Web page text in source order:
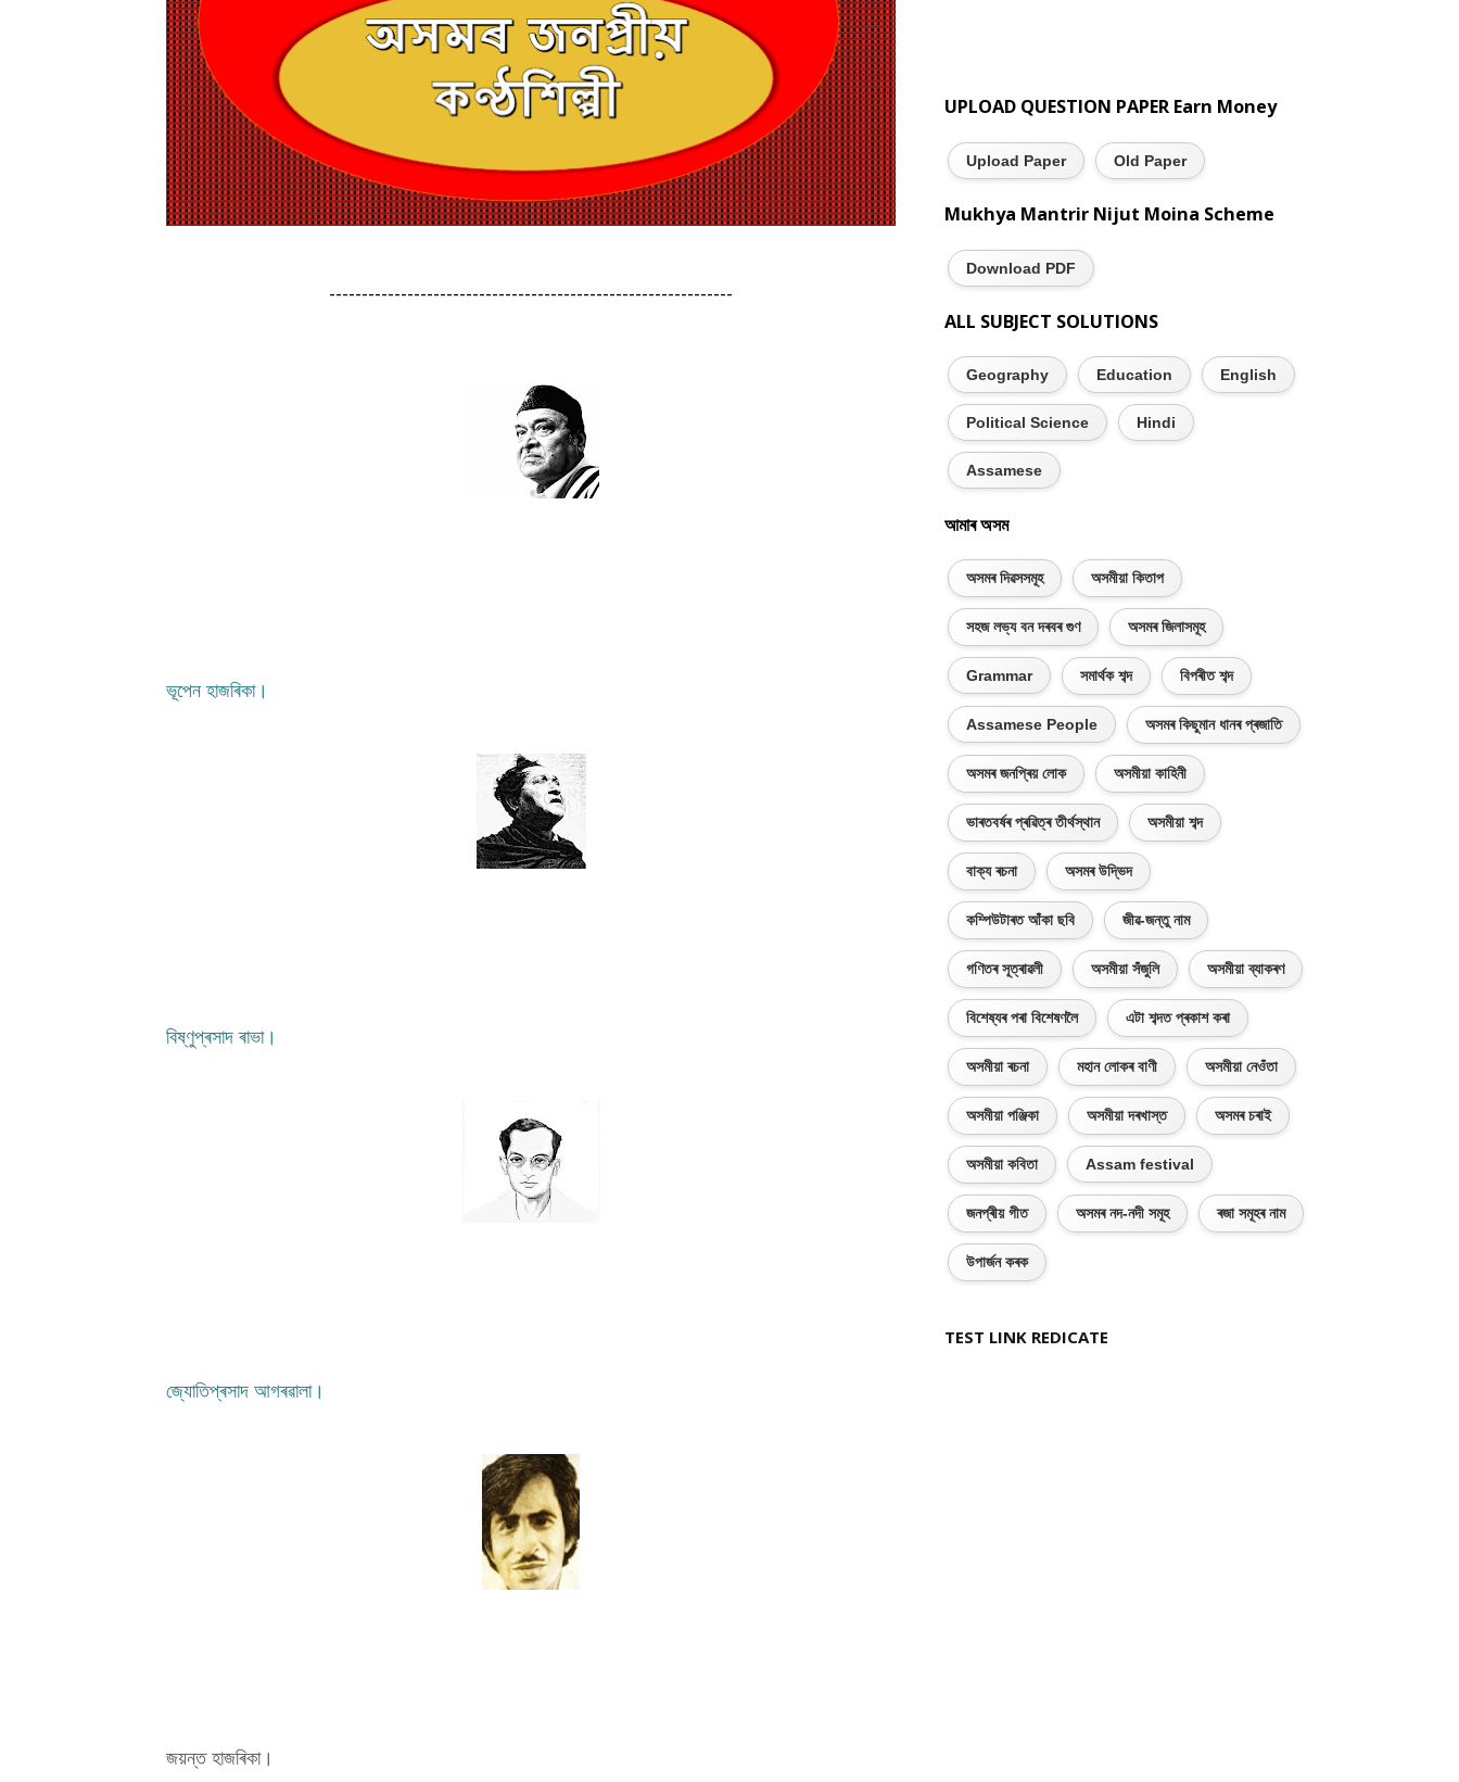
--------------------------------------------------------------
ভূপেন হাজৰিকা।
বিষ্ণুপ্ৰসাদ ৰাভা।
জ্যোতিপ্ৰসাদ আগৰৱালা।
জয়ন্ত হাজৰিকা।
UPLOAD QUESTION PAPER Earn Money
Upload Paper Old Paper
Mukhya Mantrir Nijut Moina Scheme
Download PDF
ALL SUBJECT SOLUTIONS
Geography Education English
Political Science Hindi
Assamese
আমাৰ অসম
অসমৰ দিৱসসমূহ অসমীয়া কিতাপ
সহজ লভ্য বন দৰবৰ গুণ অসমৰ জিলাসমূহ
Grammar সমাৰ্থক শব্দ বিপৰীত শব্দ
Assamese People অসমৰ কিছুমান ধানৰ প্ৰজাতি
অসমৰ জনপ্ৰিয় লোক অসমীয়া কাহিনী
ভাৰতবৰ্ষৰ প্ৰৱিত্ৰ তীৰ্থস্থান অসমীয়া শব্দ
বাক্য ৰচনা অসমৰ উদ্ভিদ
কম্পিউটাৰত আঁকা ছবি জীৱ-জন্তু নাম
গণিতৰ সূত্ৰাৱলী অসমীয়া সঁজুলি অসমীয়া ব্যাকৰণ
বিশেষ্যৰ পৰা বিশেষণলৈ এটা শব্দত প্ৰকাশ কৰা
অসমীয়া ৰচনা মহান লোকৰ বাণী অসমীয়া নেওঁতা
অসমীয়া পঞ্জিকা অসমীয়া দৰখাস্ত অসমৰ চৰাই
অসমীয়া কবিতা Assam festival
জনপ্ৰীয় গীত অসমৰ নদ-নদী সমূহ ৰজা সমূহৰ নাম
উপাৰ্জন কৰক
TEST LINK REDICATE